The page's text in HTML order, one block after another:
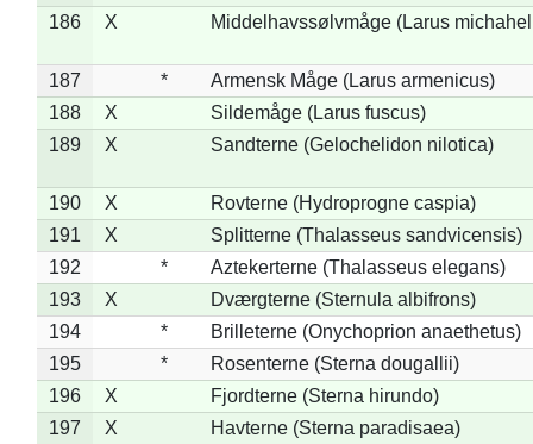
186 X Middelhavssølvmåge (Larus
187 *
Armensk Måge (Larus armenicus)
188
X
Sildemåge (Larus fuscus)
189
X Sandterne (Gelochelidon nilotica)
190 X
Rovterne (Hydroprogne caspia)
191
X
Splitterne (Thalasseus sandvicensis)
192
*
Aztekerterne (Thalasseus elegans)
193
X
Dværgterne (Sternula albifrons)
194
*
Brilleterne (Onychoprion anaethetus)
195
*
Rosenterne (Sterna dougallii)
196
X
Fjordterne (Sterna hirundo)
197
X
Havterne (Sterna paradisaea)